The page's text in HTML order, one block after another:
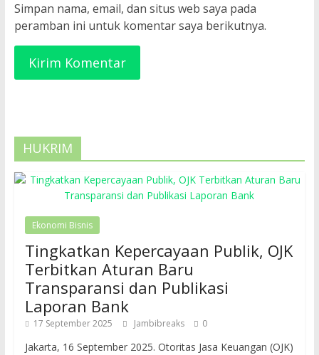
Simpan nama, email, dan situs web saya pada
peramban ini untuk komentar saya berikutnya.
HUKRIM
Ekonomi Bisnis
Tingkatkan Kepercayaan Publik, OJK
Terbitkan Aturan Baru
Transparansi dan Publikasi
Laporan Bank
17 September 2025 Jambibreaks 0
Jakarta, 16 September 2025. Otoritas Jasa Keuangan (OJK)